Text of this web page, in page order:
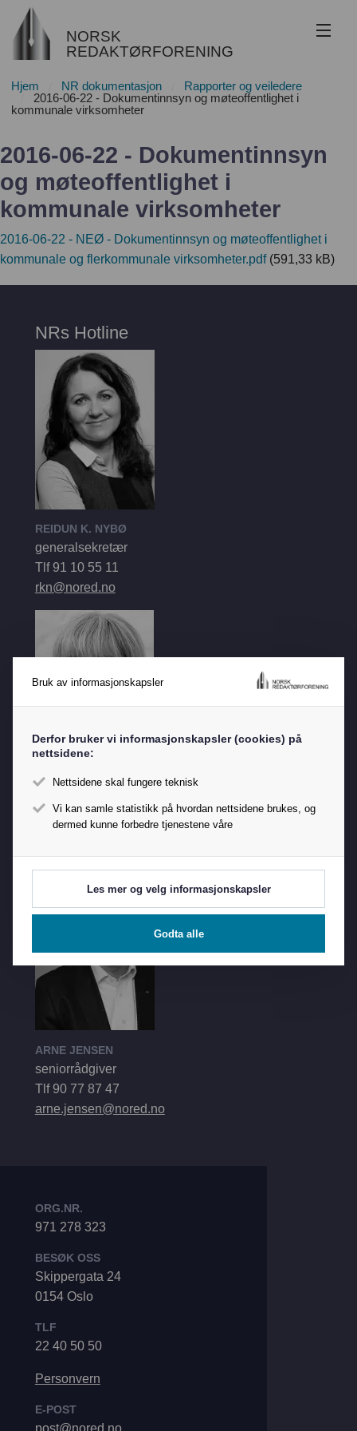
NORSK
REDAKTØRFORENING
Om NR
Etikk
Nyhetsarkiv
Bli medlem
English
Hjem NR dokumentasjon
Rapporter og veiledere
2016-06-22 - Dokumentinnsyn og møteoffentlighet i
kommunale virksomheter
2016-06-22 - Dokumentinnsyn
og møteoffentlighet i
kommunale virksomheter
2016-06-22 - NEØ - Dokumentinnsyn og møteoffentlighet i
kommunale og flerkommunale virksomheter.pdf(591,33 kB)
NRs Hotline
REIDUN K. NYBØ
generalsekretær
Tlf 91 10 55 11
rkn@nored.no
SOLVEIG HUSØY
ass. generalsekretær
Tlf 91 15 08 84
ARNE JENSEN
seniorrådgiver
Tlf 90 77 87 47
arne.jensen@nored.no
ORG.NR.
971 278 323
BESØK OSS
Skippergata 24
0154 Oslo
TLF
22 40 50 50
Personvern
E-POST
Bruk av informasjonskapsler
Derfor bruker vi informasjonskapsler (cookies) på
nettsidene:
Nettsidene skal fungere teknisk
Vi kan samle statistikk på hvordan nettsidene brukes, og
dermed kunne forbedre tjenestene våre
Les mer og velg informasjonskapsler
Godta alle